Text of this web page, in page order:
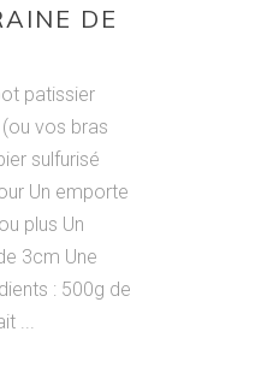
DE
patissier
vos bras
sulfurisé
Un emporte
plus Un
3cm Une
: 500g de